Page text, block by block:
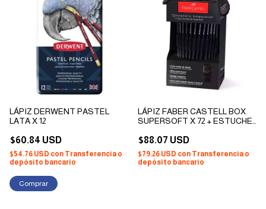
LÁPIZ DERWENT PASTEL
LATA X 12
$60.84 USD
$54.76 USD con Transferencia o
depósito bancario
LÁPIZ FABER CASTELL BOX
SUPERSOFT X 72 + ESTUCHE
$88.07 USD
$79.26 USD con Transferencia o
depósito bancario